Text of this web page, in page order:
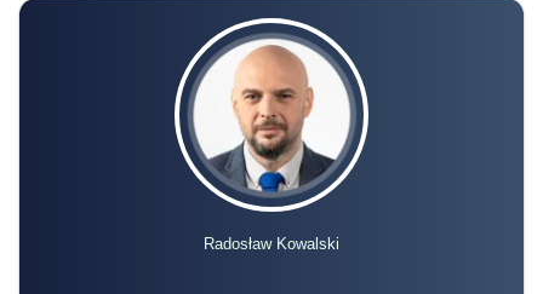
Radosław Kowalski